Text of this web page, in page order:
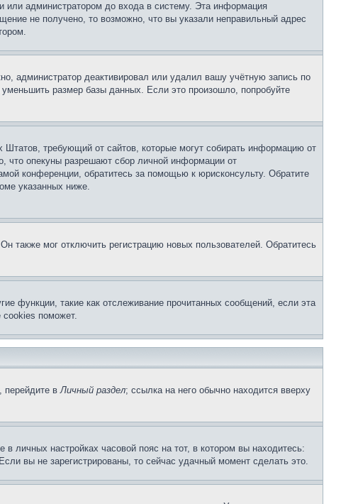
или администратором до входа в систему. Эта информация
не получено, то возможно, что вы указали неправильный адрес
администратор деактивировал или удалил вашу учётную запись по
размер базы данных. Если это произошло, попробуйте
требующий от сайтов, которые могут собирать информацию от
что опекуны разрешают сбор личной информации от
конференции, обратитесь за помощью к юрисконсульту. Обратите
указанных ниже.
также мог отключить регистрацию новых пользователей. Обратитесь
функции, такие как отслеживание прочитанных сообщений, если эта
поможет.
перейдите вЛичный раздел; ссылка на него обычно находится вверху
личных настройках часовой пояс на тот, в котором вы находитесь:
вы не зарегистрированы, то сейчас удачный момент сделать это.